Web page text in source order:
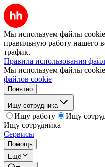
Мы используем файлы
правильную работу нашего
трафик.
Правила использования
Мы используем файлы
файлов cookie
Понятно
Ищу сотрудника
Ищу работу
Ищу
Ищу сотрудника
Сервисы
Помощь
Ещё